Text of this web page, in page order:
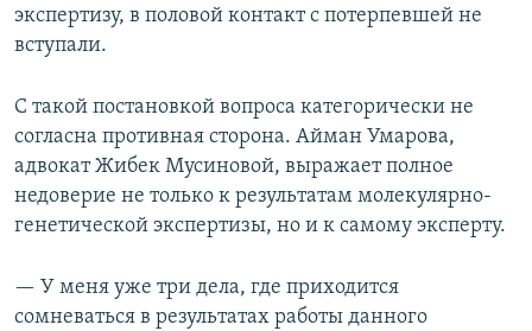
экспертизу, в половой контакт с потерпевшей не
вступали.
С такой постановкой вопроса категорически не
согласна противная сторона. Айман Умарова,
адвокат Жибек Мусиновой, выражает полное
недоверие не только к результатам молекулярно-
генетической экспертизы, но и к самому эксперту.
— У меня уже три дела, где приходится
сомневаться в результатах работы данного